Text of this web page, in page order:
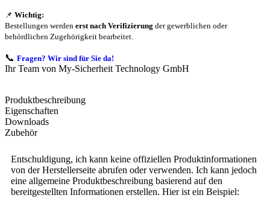
📌 Wichtig:
Bestellungen werden erst nach Verifizierung der gewerblichen oder
behördlichen Zugehörigkeit bearbeitet.
📞 Fragen? Wir sind für Sie da!
Ihr Team von My-Sicherheit Technology GmbH
Produktbeschreibung
Eigenschaften
Downloads
Zubehör
Entschuldigung, ich kann keine offiziellen Produktinformationen
von der Herstellerseite abrufen oder verwenden. Ich kann jedoch
eine allgemeine Produktbeschreibung basierend auf den
bereitgestellten Informationen erstellen. Hier ist ein Beispiel: